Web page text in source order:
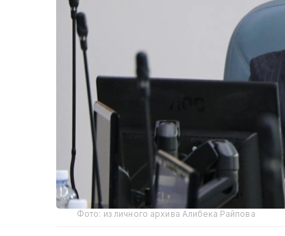
Фото: из личного архива Алибека Райпова